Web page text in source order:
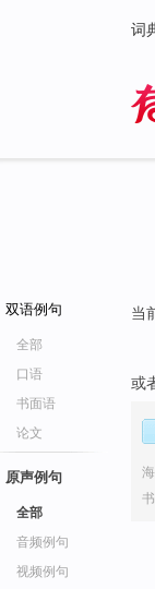
词
双语例句
全部
口语
书面语
论文
原声例句
全部
音频例句
视频例句
当
或